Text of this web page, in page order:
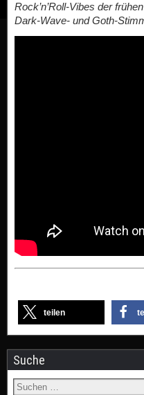
Rock’n’Roll-Vibes der
Dark-Wave- und Goth-
teilen
Suche